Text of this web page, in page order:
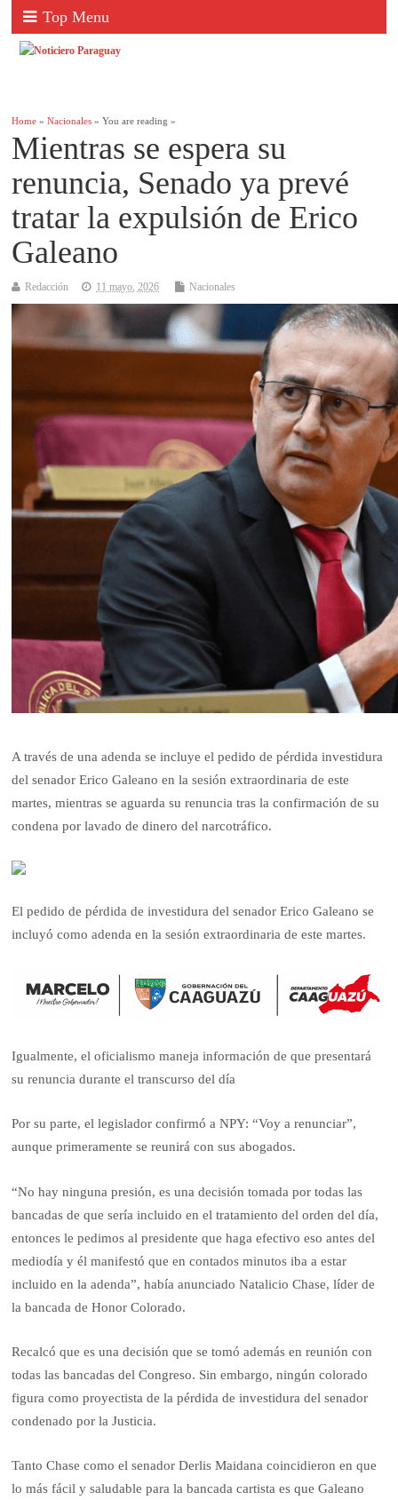
Top Menu
Home »Nacionales » You are reading »
Mientras se espera su
renuncia, Senado ya prevé
tratar la expulsión de Erico
Galeano
Redacción 11 mayo, 2026 Nacionales
A través de una adenda se incluye el pedido de pérdida investidura
del senador Erico Galeano en la sesión extraordinaria de este
martes, mientras se aguarda su renuncia tras la confirmación de su
condena por lavado de dinero del narcotráfico.
El pedido de pérdida de investidura del senador Erico Galeano se
incluyó como adenda en la sesión extraordinaria de este martes.
Igualmente, el oficialismo maneja información de que presentará
su renuncia durante el transcurso del día
Por su parte, el legislador confirmó a NPY: “Voy a renunciar”,
aunque primeramente se reunirá con sus abogados.
“No hay ninguna presión, es una decisión tomada por todas las
bancadas de que sería incluido en el tratamiento del orden del día,
entonces le pedimos al presidente que haga efectivo eso antes del
mediodía y él manifestó que en contados minutos iba a estar
incluido en la adenda”, había anunciado Natalicio Chase, líder de
la bancada de Honor Colorado.
Recalcó que es una decisión que se tomó además en reunión con
todas las bancadas del Congreso. Sin embargo, ningún colorado
figura como proyectista de la pérdida de investidura del senador
condenado por la Justicia.
Tanto Chase como el senador Derlis Maidana coincidieron en que
lo más fácil y saludable para la bancada cartista es que Galeano